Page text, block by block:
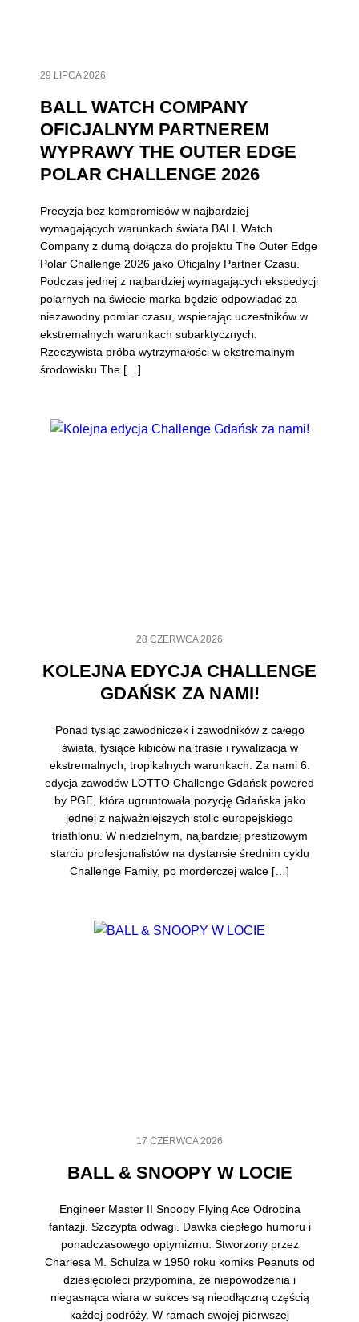
29 LIPCA 2026
BALL WATCH COMPANY
OFICJALNYM PARTNEREM
WYPRAWY THE OUTER EDGE
POLAR CHALLENGE 2026
Precyzja bez kompromisów w najbardziej
wymagających warunkach świata BALL Watch
Company z dumą dołącza do projektu The Outer Edge
Polar Challenge 2026 jako Oficjalny Partner Czasu.
Podczas jednej z najbardziej wymagających ekspedycji
polarnych na świecie marka będzie odpowiadać za
niezawodny pomiar czasu, wspierając uczestników w
ekstremalnych warunkach subarktycznych.
Rzeczywista próba wytrzymałości w ekstremalnym
środowisku The […]
28 CZERWCA 2026
KOLEJNA EDYCJA CHALLENGE
GDAŃSK ZA NAMI!
Ponad tysiąc zawodniczek i zawodników z całego
świata, tysiące kibiców na trasie i rywalizacja w
ekstremalnych, tropikalnych warunkach. Za nami 6.
edycja zawodów LOTTO Challenge Gdańsk powered
by PGE, która ugruntowała pozycję Gdańska jako
jednej z najważniejszych stolic europejskiego
triathlonu. W niedzielnym, najbardziej prestiżowym
starciu profesjonalistów na dystansie średnim cyklu
Challenge Family, po morderczej walce […]
17 CZERWCA 2026
BALL & SNOOPY W LOCIE
Engineer Master II Snoopy Flying Ace Odrobina
fantazji. Szczypta odwagi. Dawka ciepłego humoru i
ponadczasowego optymizmu. Stworzony przez
Charlesa M. Schulza w 1950 roku komiks Peanuts od
dziesięcioleci przypomina, że niepowodzenia i
niegasnąca wiara w sukces są nieodłączną częścią
każdej podróży. W ramach swojej pierwszej